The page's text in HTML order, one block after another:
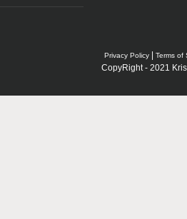
Privacy Policy Terms of
CopyRight - 2021